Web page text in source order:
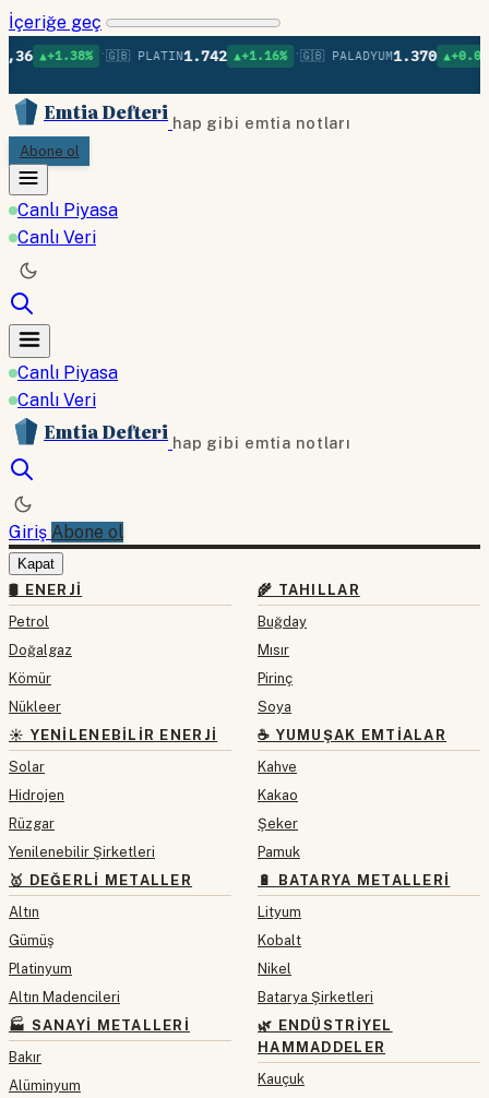
İçeriğe geç
🇬🇧 PLATIN1.742 ▲+1.16% 🇬🇧 PALADYUM 1.370 ▲+0.09% • 🇬🇧
Emtia Defteri hap gibi emtia notları
Abone ol
Canlı Piyasa
Canlı Veri
Canlı Piyasa
Canlı Veri
Emtia Defteri hap gibi emtia notları
Giriş Abone ol
Kapat
🛢 ENERJI
Petrol
Doğalgaz
Kömür
Nükleer
☀️ YENILENEBILIR ENERJI
Solar
Hidrojen
Rüzgar
Yenilenebilir Şirketleri
🥇 DEĞERLI METALLER
Altın
Gümüş
Platinyum
Altın Madencileri
🏭 SANAYI METALLERI
Bakır
Alüminyum
🌾 TAHILLAR
Buğday
Mısır
Pirinç
Soya
☕ YUMUŞAK EMTIALAR
Kahve
Kakao
Şeker
Pamuk
🔋 BATARYA METALLERI
Lityum
Kobalt
Nikel
Batarya Şirketleri
🌿 ENDÜSTRIYEL
HAMMADDELER
Kauçuk